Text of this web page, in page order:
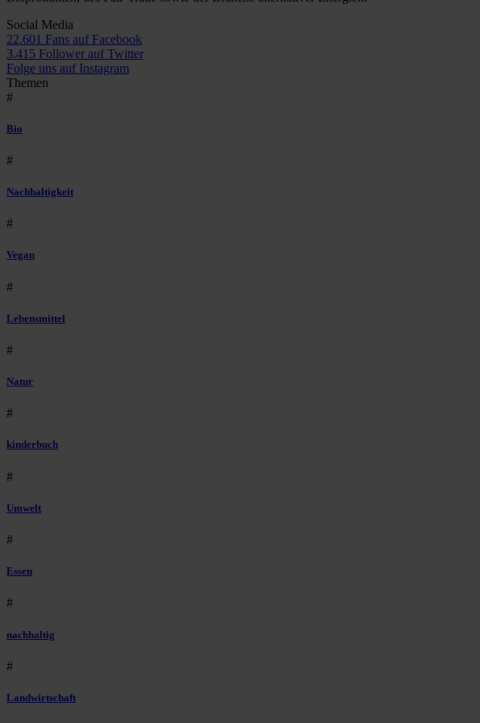
Social Media
22.601 Fans auf Facebook
3.415 Follower auf Twitter
Folge uns auf Instagram
Themen
#
Bio
#
Nachhaltigkeit
#
Vegan
#
Lebensmittel
#
Natur
#
kinderbuch
#
Umwelt
#
Essen
#
nachhaltig
#
Landwirtschaft